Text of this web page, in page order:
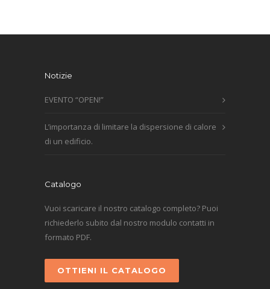
Notizie
EVENTO “OPEN!”
L’importanza di limitare la dispersione di calore
di un edificio.
Catalogo
Vuoi scaricare il nostro catalogo completo? Puoi
richiederlo subito dal nostro modulo contatti in
formato PDF.
OTTIENI IL CATALOGO